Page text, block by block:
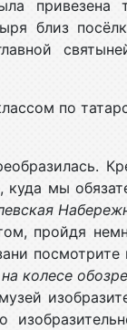
привезена
близ
по
куда мы
пройдя
посмотрите
на колесе